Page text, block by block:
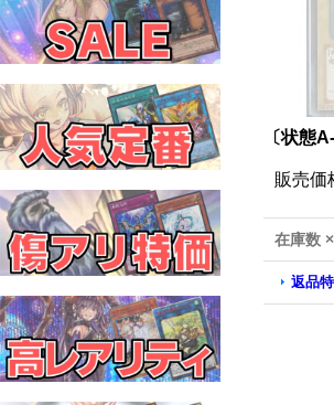
〔状態
販売価
在庫数 ×
返品